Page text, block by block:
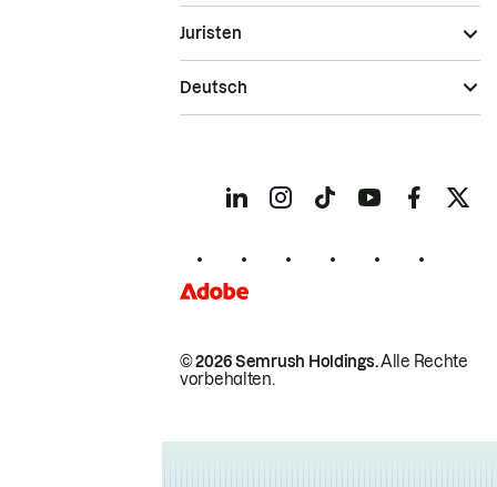
© 2026 Semrush Holdings.Alle Rechte
vorbehalten.
Juristen
Deutsch